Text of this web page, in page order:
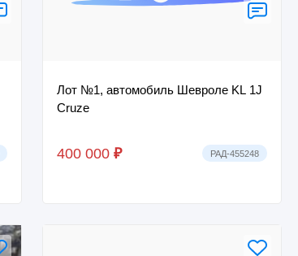
Лот №1, автомобиль Шевроле KL 1J
Cruze
400 000 ₽ РАД-455248